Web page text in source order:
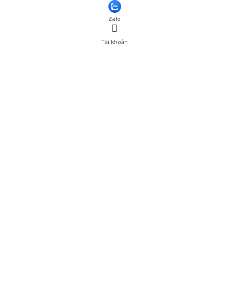
Zalo
Tài khoản